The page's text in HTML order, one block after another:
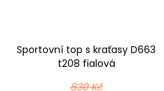
Sportovní top s kraťasy D663
t208 fialová
830 Kč